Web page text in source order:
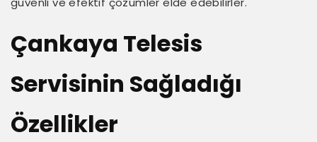
Çankaya Telesis
Servisinin Sağladığı
Özellikler